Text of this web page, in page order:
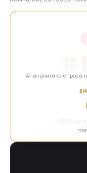
AI-аналитика спроса